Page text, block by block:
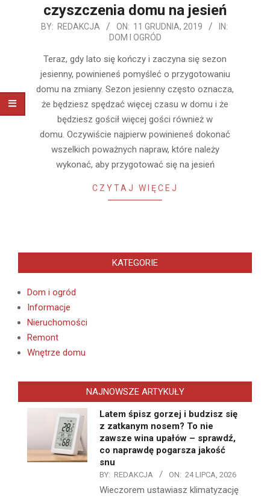
czyszczenia domu na jesień
2019-
11
BY: REDAKCJA ON: 11 GRUDNIA, 2019
IN:
DOM I OGRÓD
Teraz, gdy lato się kończy i zaczyna się sezon
jesienny, powinieneś pomyśleć o przygotowaniu
domu na zmiany. Sezon jesienny często oznacza,
że ​​będziesz spędzać więcej czasu w domu i że
będziesz gościł więcej gości również w
domu. Oczywiście najpierw powinieneś dokonać
wszelkich poważnych napraw, które należy
wykonać, aby przygotować się na jesień
CZYTAJ WIĘCEJ
KATEGORIE
Dom i ogród
Informacje
Nieruchomości
Remont
Wnętrze domu
NAJNOWSZE ARTYKUŁY
Latem śpisz gorzej i budzisz się
z zatkanym nosem? To nie
zawsze wina upałów – sprawdź,
co naprawdę pogarsza jakość
snu
BY: REDAKCJA ON: 24 LIPCA, 2026
Wieczorem ustawiasz klimatyzację